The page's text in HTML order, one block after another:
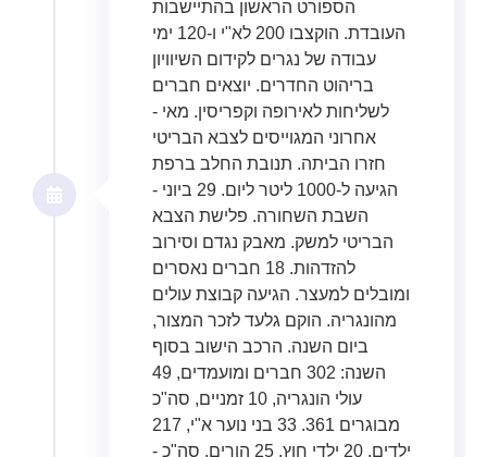
הספורט הראשון בהתיישבות
העובדת. הוקצבו 200 לא"י ו-120 ימי
עבודה של נגרים לקידום השיוויון
בריהוט החדרים. יוצאים חברים
לשליחות לאירופה וקפריסין. מאי -
אחרוני המגוייסים לצבא הבריטי
חזרו הביתה. תנובת החלב ברפת
הגיעה ל-1000 ליטר ליום. 29 ביוני -
השבת השחורה. פלישת הצבא
הבריטי למשק. מאבק נגדם וסירוב
להזדהות. 18 חברים נאסרים
ומובלים למעצר. הגיעה קבוצת עולים
מהונגריה. הוקם גלעד לזכר המצור,
ביום השנה. הרכב הישוב בסוף
השנה: 302 חברים ומועמדים, 49
עולי הונגריה, 10 זמניים, סה"כ
מבוגרים 361. 33 בני נוער א"י, 217
ילדים, 20 ילדי חוץ, 25 הורים, סה"כ -